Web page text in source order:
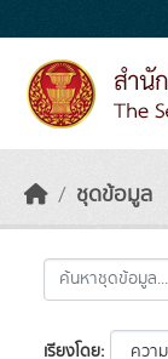
ชุดข้อมูล
เรียงโดย